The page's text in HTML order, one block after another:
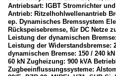
Antriebsart: IGBT Stromrichter
Antrieb: Ritzelhohlwellenantrieb
ep. Dynamisches Bremssystem
Rückspeisebremse, für DC Netze
Leistung der dynamischen
Leistung der Widerstandsbremse:
dynamischen Bremse: 150 / 240
60 kN Zugheizung: 900 kVA
Zugbeeinflussungssysteme: